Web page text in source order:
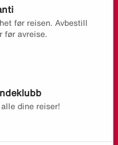
før reisen. Avbestill
før avreise.
alle dine reiser!